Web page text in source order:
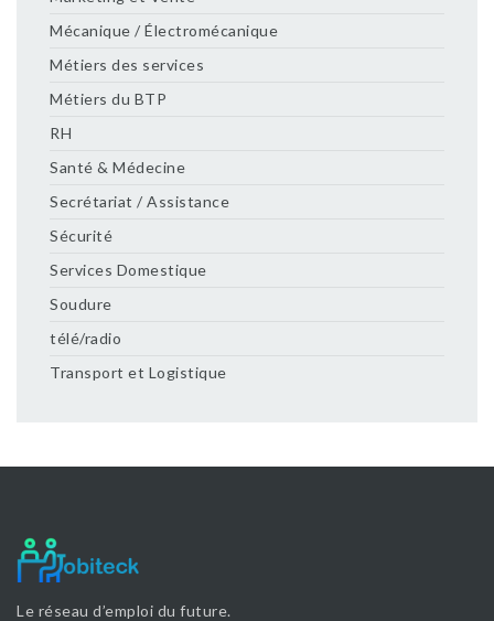
Mécanique / Électromécanique
Métiers des services
Métiers du BTP
RH
Santé & Médecine
Secrétariat / Assistance
Sécurité
Services Domestique
Soudure
télé/radio
Transport et Logistique
Le réseau d’emploi du future.